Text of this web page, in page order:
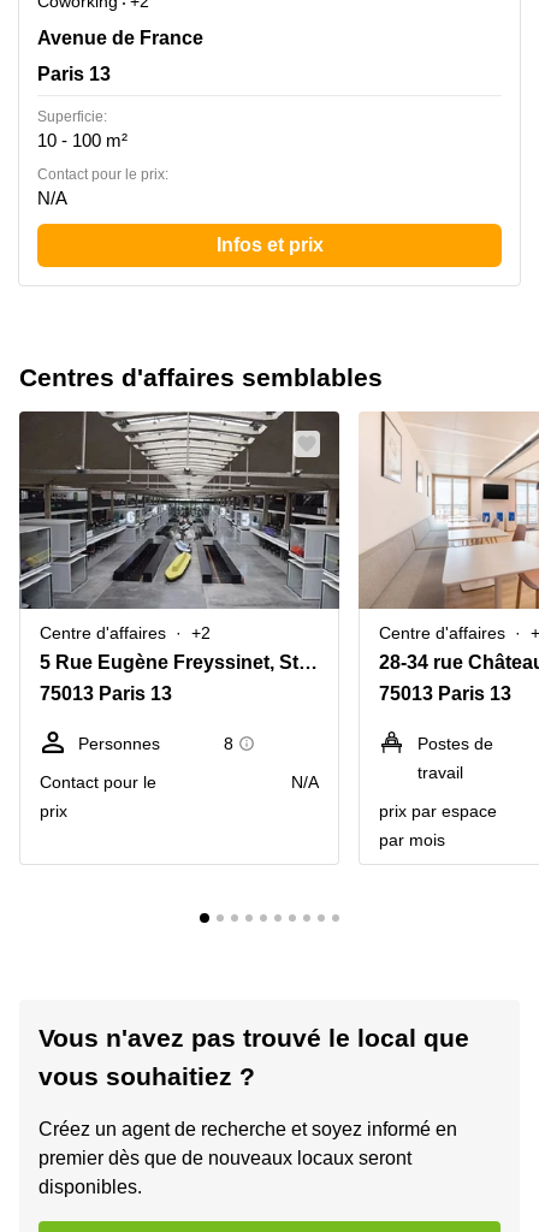
Avenue de France 198, Paris 13
Avenue de France
Paris 13
Superficie:
10 - 100 m²
Contact pour le prix:
N/A
Infos et prix
Centres d'affaires semblables
Centre d'affaires +2
5 Rue Eugène Freyssinet, Station F
75013 Paris 13
Personnes
8
Contact pour le
prix
N/A
Centre d'affaires
75013 Paris 13
Postes de
travail
prix par espace
par mois
Vous n'avez pas trouvé le local que
vous souhaitiez ?
Créez un agent de recherche et soyez informé en
premier dès que de nouveaux locaux seront
disponibles.